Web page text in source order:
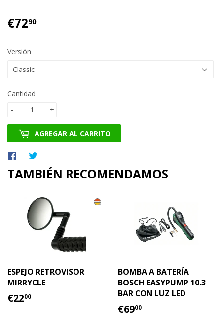
€7290€72.90
Versión
Cantidad
+
-
AGREGAR AL CARRITO
Compartir
Facebook
en
Twitter
TAMBIÉN RECOMENDAMOS
ESPEJO RETROVISOR
MIRRYCLE
PRECIO
€2200
BOMBA A BATERÍA
BOSCH EASYPUMP 10.3
BAR CON LUZ LED
PRECIO
€6900